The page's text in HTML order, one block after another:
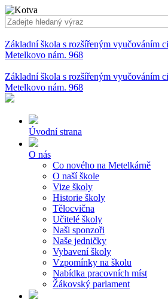
Základní škola s rozšířeným vyučováním
Metelkovo nám. 968
Základní škola s rozšířeným vyučováním
Metelkovo nám. 968
Úvodní strana
O nás
Co nového na Metelkárně
O naší škole
Vize školy
Historie školy
Tělocvična
Učitelé školy
Naši sponzoři
Naše jedničky
Vybavení školy
Vzpomínky na školu
Nabídka pracovních míst
Žákovský parlament